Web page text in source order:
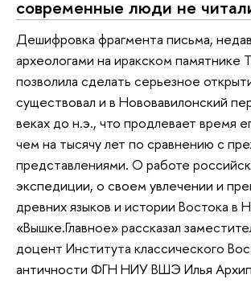
современные люди не
Дешифровка фрагмента письма,
археологами на иракском памятнике
позволила сделать серьезное
существовал и в Нововавилонский
веках до н.э., что продлевает время
чем на тысячу лет по сравнению с
представлениями. О работе
экспедиции, о своем увлечении и
древних языков и истории Востока
«Вышке.Главное» рассказал
доцент Института классического
античности ФГН НИУ ВШЭ Илья